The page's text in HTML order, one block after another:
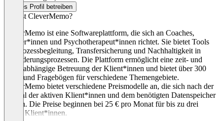
Dieses Profil betreiben
Was ist CleverMemo?
CleverMemo ist eine Softwareplattform, die sich an Coaches,
Berater*innen und Psychotherapeut*innen richtet. Sie bietet Tools
zur Prozessbegleitung, Transfersicherung und Nachhaltigkeit in
Veränderungsprozessen. Die Plattform ermöglicht eine zeit- und
ortsunabhängige Betreuung der Klient*innen und bietet über 300
Tools und Fragebögen für verschiedene Themengebiete.
CleverMemo bietet verschiedene Preismodelle an, die sich nach der
Anzahl der aktiven Klient*innen und dem benötigten Datenspeicher
richten. Die Preise beginnen bei 25 € pro Monat für bis zu drei
aktive Klient*innen.